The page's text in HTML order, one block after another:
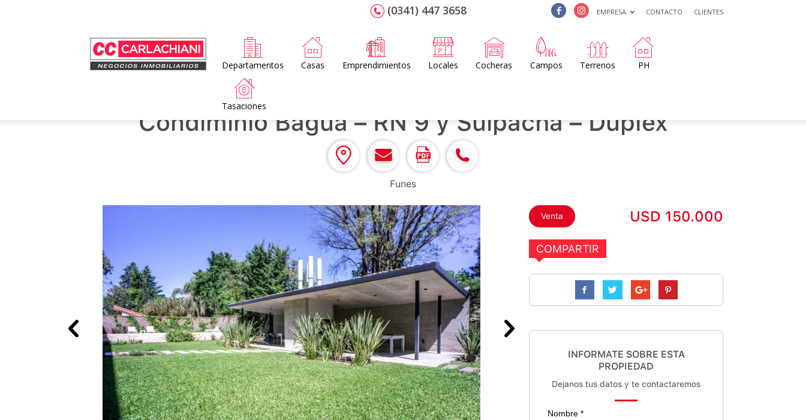
(0341) 447 3658 EMPRESA CONTACTO CLIENTES
Home
Departamentos Casas Emprendimientos Locales Cocheras Campos Terrenos PH
Tasaciones
Condiminio Bagua – RN 9 y Suipacha – Dúplex
Funes
Venta USD 150.000
COMPARTIR
INFORMATE SOBRE ESTA
PROPIEDAD
Dejanos tus datos y te contactaremos
Nombre *